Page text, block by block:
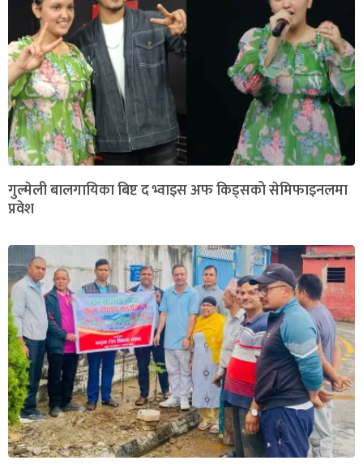
गुल्मेली बालगायिका बिष्ट द भ्वाइस अफ किड्सको सेमिफाइनलमा
प्रवेश